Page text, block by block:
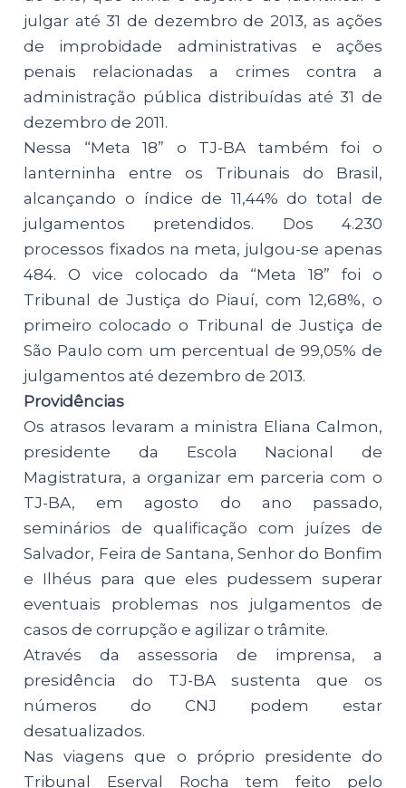
julgar até 31 de dezembro de 2013, as ações
de improbidade administrativas e ações
penais relacionadas a crimes contra a
administração pública distribuídas até 31 de
dezembro de 2011.
Nessa “Meta 18” o TJ-BA também foi o
lanterninha entre os Tribunais do Brasil,
alcançando o índice de 11,44% do total de
julgamentos pretendidos. Dos 4.230
processos fixados na meta, julgou-se apenas
484. O vice colocado da “Meta 18” foi o
Tribunal de Justiça do Piauí, com 12,68%, o
primeiro colocado o Tribunal de Justiça de
São Paulo com um percentual de 99,05% de
julgamentos até dezembro de 2013.
Providências
Os atrasos levaram a ministra Eliana Calmon,
presidente da Escola Nacional de
Magistratura, a organizar em parceria com o
TJ-BA, em agosto do ano passado,
seminários de qualificação com juízes de
Salvador, Feira de Santana, Senhor do Bonfim
e Ilhéus para que eles pudessem superar
eventuais problemas nos julgamentos de
casos de corrupção e agilizar o trâmite.
Através da assessoria de imprensa, a
presidência do TJ-BA sustenta que os
números do CNJ podem estar
desatualizados.
Nas viagens que o próprio presidente do
Tribunal Eserval Rocha tem feito pelo